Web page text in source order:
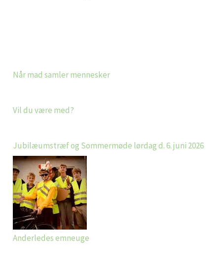
Når mad samler mennesker
Vil du være med?
Jubilæumstræf og Sommermøde lørdag d. 6. juni 2026
Anderledes emneuge